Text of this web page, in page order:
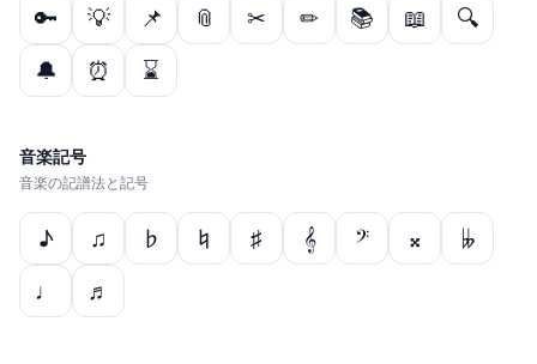
🔑
💡 📌 📎 ✂ ✏ 📚 📖
🔍
🔔
⏰ ⌛
音楽記号
音楽の記譜法と記号
♪ ♫ ♭ ♮ ♯ 𝄞 𝄢 𝄪
𝄫
♩
♬